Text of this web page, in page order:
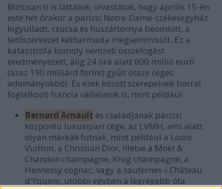
Biztosan ti is láttátok, olvastátok, hogy április 15-én
este hét órakor a párizsi Notre-Dame-székesegyház
kigyulladt, csúcsa és huszártornya beomlott, a
tetőszerkezet kétharmada megsemmisült. Ez a
katasztrófa komoly nemzeti összefogást
eredményezett, alig 24 óra alatt 600 millió euró
(azaz 190 milliárd forint) gyűlt össze céges
adományokból. És ezek között szerepelnek borral
foglalkozó francia vállalatok is, mint például
Bernard Arnault és családjának párizsi
központú luxusipari cége, az LVMH, ami alatt
olyan márkák futnak, mint például a Louis
Vuitton, a Christian Dior, illetve a Moët &
Chandon champagne, Krug champagne, a
Hennessy cognac, vagy a sauternes-i Château
d'Yquem, utóbbi egyben a legrégebb óta